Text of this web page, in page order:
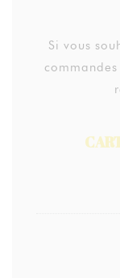
Si vous